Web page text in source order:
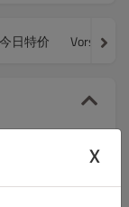
日特价
€ 17.90
X